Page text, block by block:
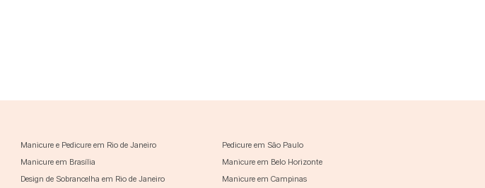
Manicure e Pedicure em Rio de Janeiro
Pedicure em São Paulo
Manicure em Brasília
Manicure em Belo Horizonte
Design de Sobrancelha em Rio de Janeiro Manicure em Campinas